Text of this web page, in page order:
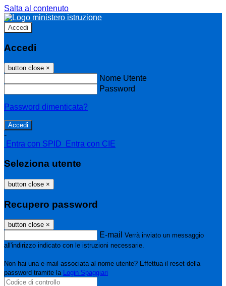
Salta al contenuto
Accedi
Accedi
button close ×
Nome Utente
Password
Password dimenticata?
-
Entra con SPID
Entra con CIE
Seleziona utente
button close ×
Recupero password
button close ×
E-mail Verrà inviato un messaggio
all'indirizzo indicato con le istruzioni necessarie.
Non hai una e-mail associata al nome utente? Effettua il reset della
password tramite la Login Spaggiari